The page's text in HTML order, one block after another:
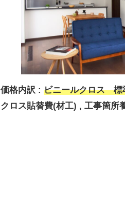
価格内訳 : ビニールクロス 標
クロス貼替費(材工) , 工事箇所